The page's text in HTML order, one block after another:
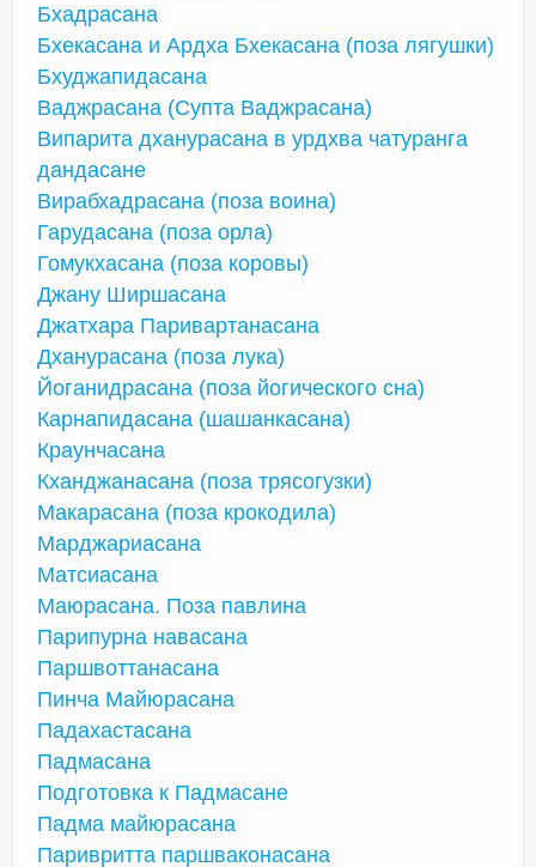
Бхадрасана
Бхекасана и Ардха Бхекасана (поза лягушки)
Бхуджапидасана
Ваджрасана (Супта Ваджрасана)
Випарита дханурасана в урдхва чатуранга
дандасане
Вирабхадрасана (поза воина)
Гарудасана (поза орла)
Гомукхасана (поза коровы)
Джану Ширшасана
Джатхара Паривартанасана
Дханурасана (поза лука)
Йоганидрасана (поза йогического сна)
Карнапидасана (шашанкасана)
Краунчасана
Кханджанасана (поза трясогузки)
Макарасана (поза крокодила)
Марджариасана
Матсиасана
Маюрасана. Поза павлина
Парипурна навасана
Паршвоттанасана
Пинча Майюрасана
Падахастасана
Падмасана
Подготовка к Падмасане
Падма майюрасана
Паривритта паршваконасана